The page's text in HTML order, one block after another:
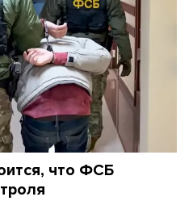
что ФСБ